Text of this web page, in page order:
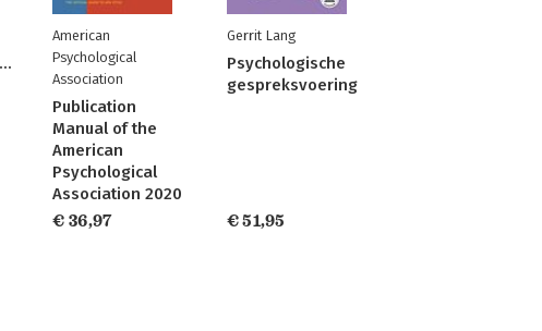
Gezondheidspsychologie
American
Psychological
Association
Publication
Manual of the
American
Psychological
Association 2020
€ 36,97
Gerrit Lang
Psychologische
gespreksvoering
€ 51,95